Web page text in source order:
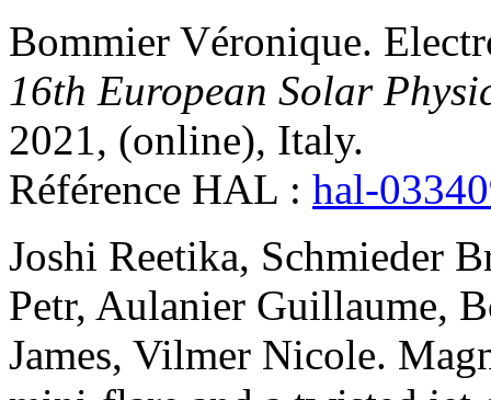
Bommier Véronique.
16th European Solar
2021, (online), Italy.
Référence HAL : hal-
Joshi Reetika, Schmieder
Petr, Aulanier Guillaume,
James, Vilmer Nicole.